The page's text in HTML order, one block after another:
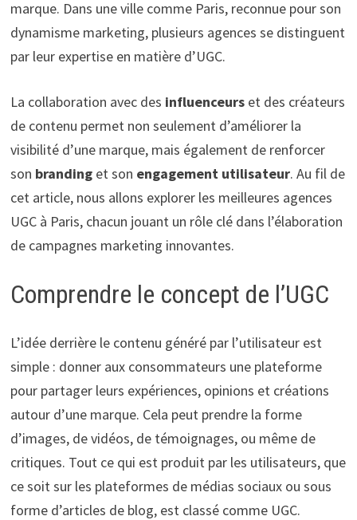
marque. Dans une ville comme Paris, reconnue pour son
dynamisme marketing, plusieurs agences se distinguent
par leur expertise en matière d’UGC.
La collaboration avec des influenceurset des créateurs
de contenu permet non seulement d’améliorer la
visibilité d’une marque, mais également de renforcer
son brandinget son engagement utilisateur. Au fil de
cet article, nous allons explorer les meilleures agences
UGC à Paris, chacun jouant un rôle clé dans l’élaboration
de campagnes marketing innovantes.
Comprendre le concept de l’UGC
L’idée derrière le contenu généré par l’utilisateur est
simple : donner aux consommateurs une plateforme
pour partager leurs expériences, opinions et créations
autour d’une marque. Cela peut prendre la forme
d’images, de vidéos, de témoignages, ou même de
critiques. Tout ce qui est produit par les utilisateurs, que
ce soit sur les plateformes de médias sociaux ou sous
forme d’articles de blog, est classé comme UGC.